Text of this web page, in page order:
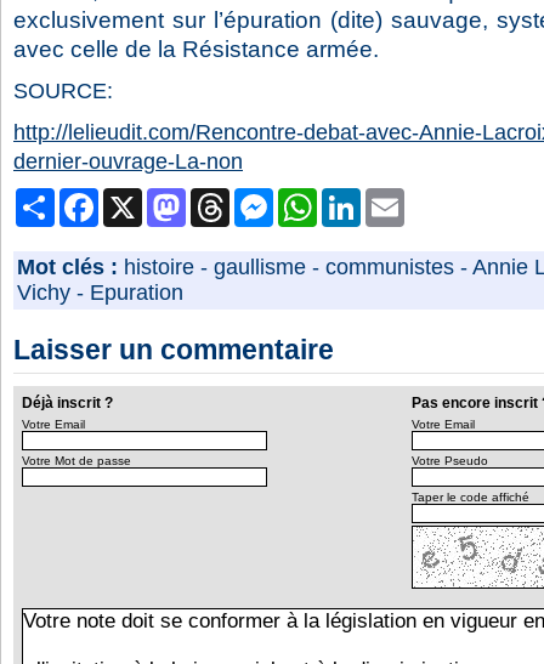
exclusivement sur l’épuration (dite) sauvage,
avec celle de la Résistance armée.
SOURCE:
http://lelieudit.com/Rencontre-debat-avec-Annie-
dernier-ouvrage-La-non
PartagerFacebook MastodonThreads MessengerWhatsAppLinkedIn
Mot clés : histoire - gaullisme - communistes - Annie
Vichy - Epuration
Laisser un commentaire
Déjà inscrit ? Pas encore inscrit
Votre Email
Votre Mot de passe
Votre Email
Votre Pseudo
Taper le code affiché